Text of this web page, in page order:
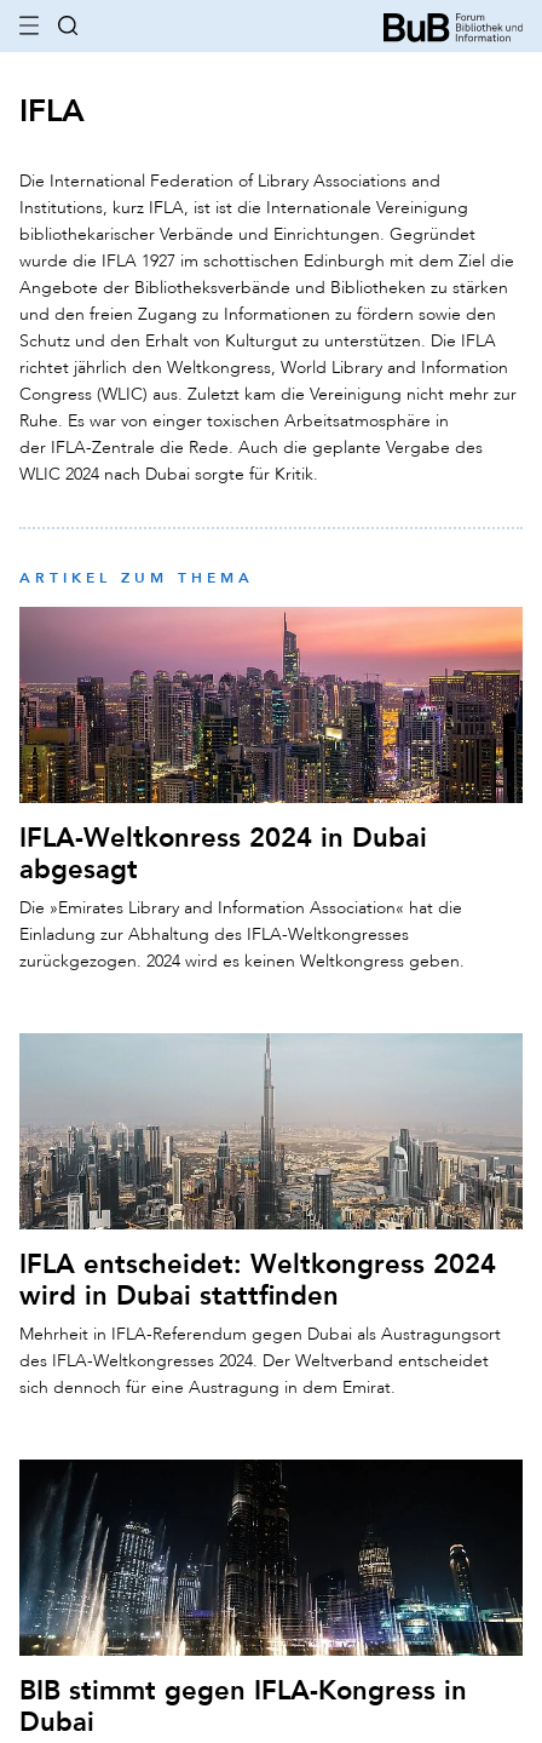
IFLA
Die International Federation of Library Associations and
Institutions, kurz IFLA, ist ist die Internationale Vereinigung
bibliothekarischer Verbände und Einrichtungen. Gegründet
wurde die IFLA 1927 im schottischen Edinburgh mit dem Ziel die
Angebote der Bibliotheksverbände und Bibliotheken zu stärken
und den freien Zugang zu Informationen zu fördern sowie den
Schutz und den Erhalt von Kulturgut zu unterstützen. Die IFLA
richtet jährlich den Weltkongress, World Library and Information
Congress (WLIC) aus. Zuletzt kam die Vereinigung nicht mehr zur
Ruhe. Es war von einger toxischen Arbeitsatmosphäre in
der IFLA-Zentrale die Rede. Auch die geplante Vergabe des
WLIC 2024 nach Dubai sorgte für Kritik.
ARTIKEL ZUM THEMA
IFLA-Weltkonress 2024 in Dubai
abgesagt
Die »Emirates Library and Information Association« hat die
Einladung zur Abhaltung des IFLA-Weltkongresses
zurückgezogen. 2024 wird es keinen Weltkongress geben.
IFLA entscheidet: Weltkongress 2024
wird in Dubai stattfinden
Mehrheit in IFLA-Referendum gegen Dubai als Austragungsort
des IFLA-Weltkongresses 2024. Der Weltverband entscheidet
sich dennoch für eine Austragung in dem Emirat.
BIB stimmt gegen IFLA-Kongress in
Dubai